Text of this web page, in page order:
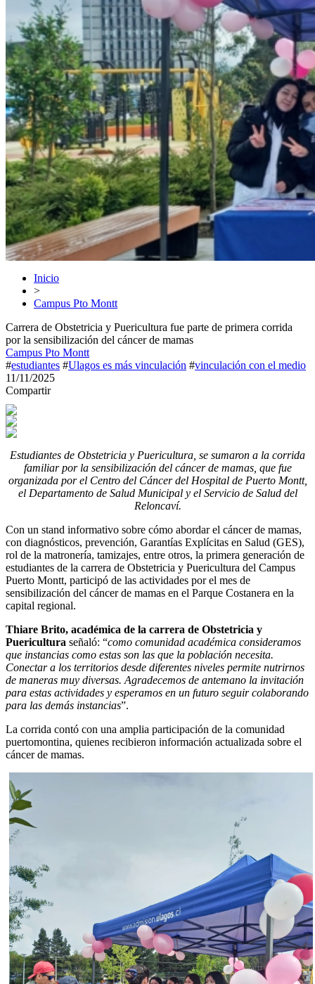
Inicio
>
Campus Pto Montt
Carrera de Obstetricia y Puericultura fue parte de primera corrida
por la sensibilización del cáncer de mamas
Campus Pto Montt
#estudiantes #Ulagos es más vinculación #vinculación con el medio
11/11/2025
Compartir
Estudiantes de Obstetricia y Puericultura, se sumaron a la corrida
familiar por la sensibilización del cáncer de mamas, que fue
organizada por el Centro del Cáncer del Hospital de Puerto Montt,
el Departamento de Salud Municipal y el Servicio de Salud del
Reloncaví.
Con un stand informativo sobre cómo abordar el cáncer de mamas,
con diagnósticos, prevención, Garantías Explícitas en Salud (GES),
rol de la matronería, tamizajes, entre otros, la primera generación de
estudiantes de la carrera de Obstetricia y Puericultura del Campus
Puerto Montt, participó de las actividades por el mes de
sensibilización del cáncer de mamas en el Parque Costanera en la
capital regional.
Thiare Brito, académica de la carrera de Obstetricia y
Puericultura señaló: “como comunidad académica consideramos
que instancias como estas son las que la población necesita.
Conectar a los territorios desde diferentes niveles permite nutrirnos
de maneras muy diversas. Agradecemos de antemano la invitación
para estas actividades y esperamos en un futuro seguir colaborando
para las demás instancias”.
La corrida contó con una amplia participación de la comunidad
puertomontina, quienes recibieron información actualizada sobre el
cáncer de mamas.